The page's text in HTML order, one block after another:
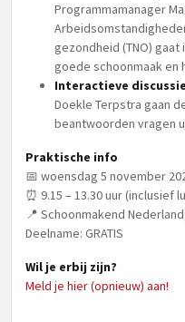
Programmamanager
gezondheid (TNO)
goede schoonmaak en
Interactieve discussie
Doekle Terpstra gaan
beantwoorden vragen
Praktische info
📅 woensdag 5 november
⏰ 9.15 – 13.30 uur (inclusief
📍 Schoonmakend
Deelname: GRATIS
Wil je erbij zijn?
Meld je hier (opnieuw) aan!